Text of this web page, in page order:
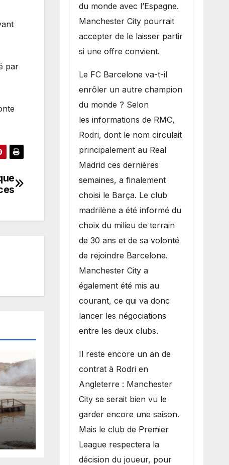
par
la
du monde avec l’Espagne.
Manchester City pourrait
accepter de le laisser partir
si une offre convient.
​Le FC Barcelone va-t-il
enrôler un autre champion
du monde ? Selon
les informations de RMC,
Rodri, dont le nom circulait
principalement au Real
Madrid ces dernières
semaines, a finalement
choisi le Barça. Le club
madrilène a été informé du
choix du milieu de terrain
de 30 ans et de sa volonté
de rejoindre Barcelone.
Manchester City a
également été mis au
courant, ce qui va donc
lancer les négociations
entre les deux clubs.
​Il reste encore un an de
contrat à Rodri en
Angleterre : Manchester
City se serait bien vu le
garder encore une saison.
Mais le club de Premier
League respectera la
décision du joueur, pour